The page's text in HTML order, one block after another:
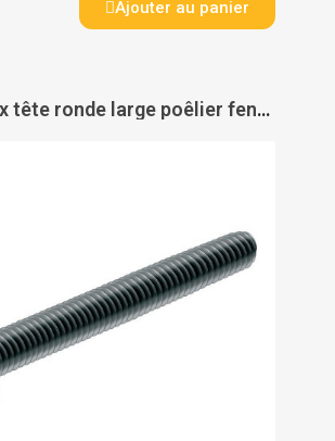
Ajouter au panier
Vis métaux tête ronde large poêlier fendue inox A2 - ACTON